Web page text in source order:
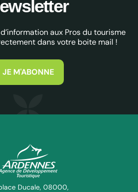
aux Pros du tourisme
dans votre boite mail !
JE M'ABONNE
ADT des Ardennes Pro
Ducale, 08000,